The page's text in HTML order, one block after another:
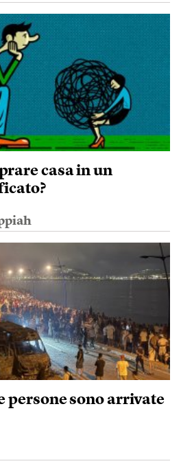
casa in un
persone sono arrivate